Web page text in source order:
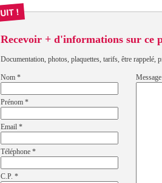
Recevoir + d'informations sur ce
Documentation, photos, plaquettes, tarifs, être rappelé,
Nom *
Prénom *
Email *
Téléphone *
C.P. *
Message